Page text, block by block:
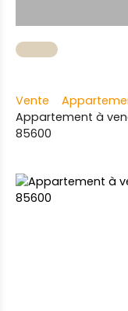
Vente
Appartement à
85600